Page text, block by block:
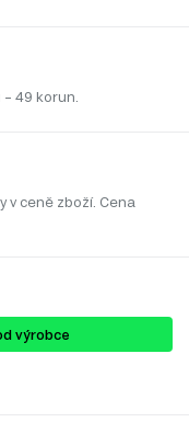
49 korun.
v ceně zboží. Cena
výrobce